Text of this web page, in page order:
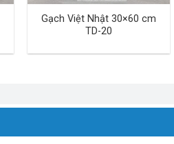
Gạch Việt Nhật 30×60 cm
TD-20